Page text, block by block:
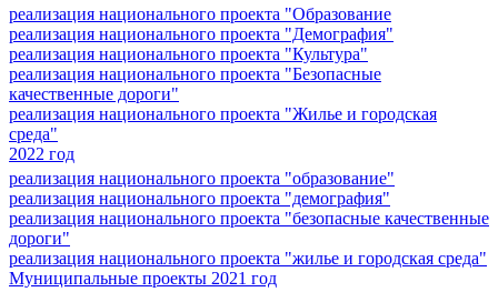
реализация национального проекта "Образование
реализация национального проекта "Демография"
реализация национального проекта "Культура"
реализация национального проекта "Безопасные
качественные дороги"
реализация национального проекта "Жилье и городская
среда"
2022 год
реализация национального проекта "образование"
реализация национального проекта "демография"
реализация национального проекта "безопасные качественные
дороги"
реализация национального проекта "жилье и городская среда"
Муниципальные проекты 2021 год